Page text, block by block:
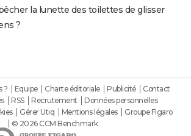
la lunette des toilettes de glisser
?
? Equipe Charte éditoriale Publicité
Contact
RSS Recrutement
Données personnelles
Gérer Utiq Mentions légales
Groupe Figaro
© 2026 CCM Benchmark